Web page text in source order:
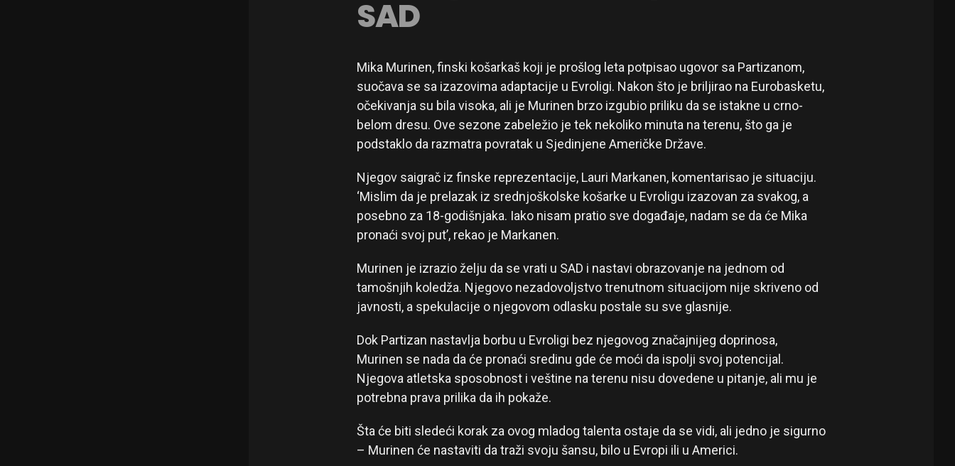
SAD
Mika Murinen, finski košarkaš koji je prošlog leta potpisao ugovor sa Partizanom,
suočava se sa izazovima adaptacije u Evroligi. Nakon što je briljirao na Eurobasketu,
očekivanja su bila visoka, ali je Murinen brzo izgubio priliku da se istakne u crno-
belom dresu. Ove sezone zabeležio je tek nekoliko minuta na terenu, što ga je
podstaklo da razmatra povratak u Sjedinjene Američke Države.
Njegov saigrač iz finske reprezentacije, Lauri Markanen, komentarisao je situaciju.
‘Mislim da je prelazak iz srednjoškolske košarke u Evroligu izazovan za svakog, a
posebno za 18-godišnjaka. Iako nisam pratio sve događaje, nadam se da će Mika
pronaći svoj put’, rekao je Markanen.
Murinen je izrazio želju da se vrati u SAD i nastavi obrazovanje na jednom od
tamošnjih koledža. Njegovo nezadovoljstvo trenutnom situacijom nije skriveno od
javnosti, a spekulacije o njegovom odlasku postale su sve glasnije.
Dok Partizan nastavlja borbu u Evroligi bez njegovog značajnijeg doprinosa,
Murinen se nada da će pronaći sredinu gde će moći da ispolji svoj potencijal.
Njegova atletska sposobnost i veštine na terenu nisu dovedene u pitanje, ali mu je
potrebna prava prilika da ih pokaže.
Šta će biti sledeći korak za ovog mladog talenta ostaje da se vidi, ali jedno je sigurno
– Murinen će nastaviti da traži svoju šansu, bilo u Evropi ili u Americi.